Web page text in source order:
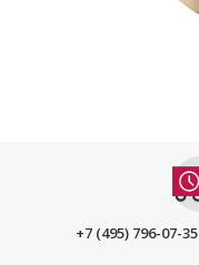
+7 (495) 796-07-